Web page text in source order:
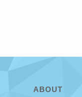
ABOUT